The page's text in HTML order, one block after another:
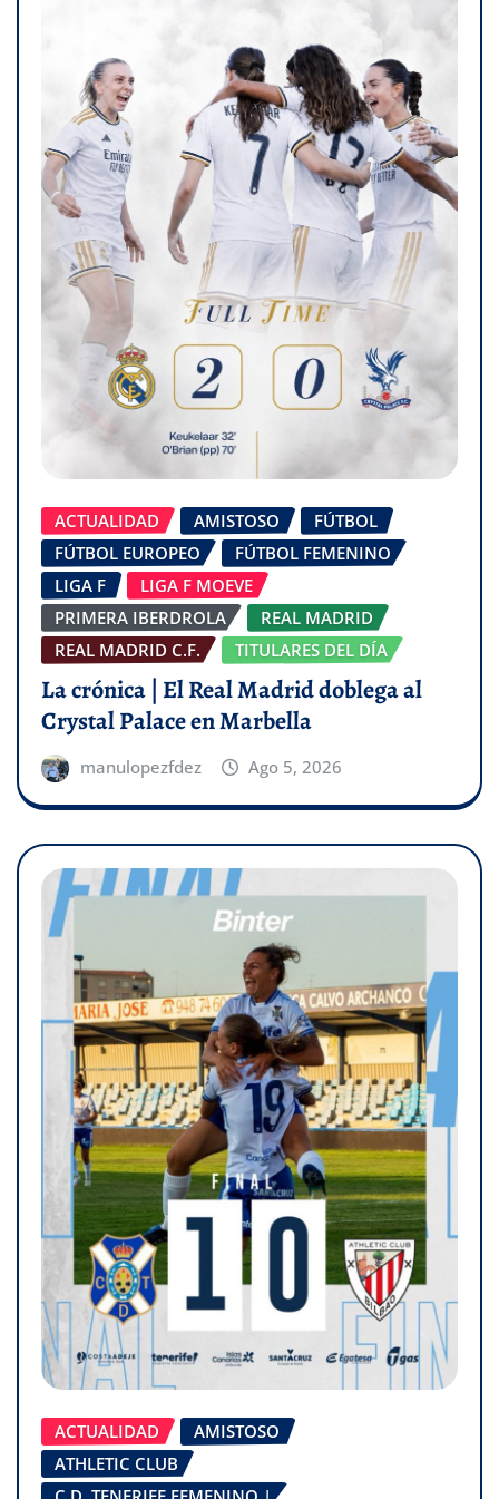
ACTUALIDAD AMISTOSO
FÚTBOL
FÚTBOL EUROPEO
FÚTBOL FEMENINO
LIGA F
LIGA F MOEVE
PRIMERA IBERDROLA
REAL MADRID
REAL MADRID C.F.
TITULARES DEL DÍA
La crónica | El Real Madrid doblega al
Crystal Palace en Marbella
manulopezfdez Ago 5, 2026
ACTUALIDAD
AMISTOSO
ATHLETIC CLUB